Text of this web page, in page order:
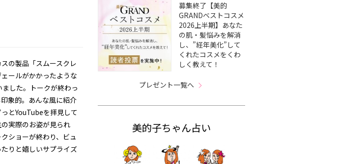
の製品「スムースクレ
ールがかかったような
した。トークが終わっ
象的。あんな風に紹介
とYouTubeを拝見して
実際のお姿が見られ
ショーが終わり、ビュ
りと嬉しいサプライズ
募集終了【美的
GRANDベストコスメ
2026上半期】あなた
の肌・髪悩みを解消
し、”経年美化”して
くれたコスメをくわ
しく教えて！
プレゼント一覧へ
美的子ちゃん占い